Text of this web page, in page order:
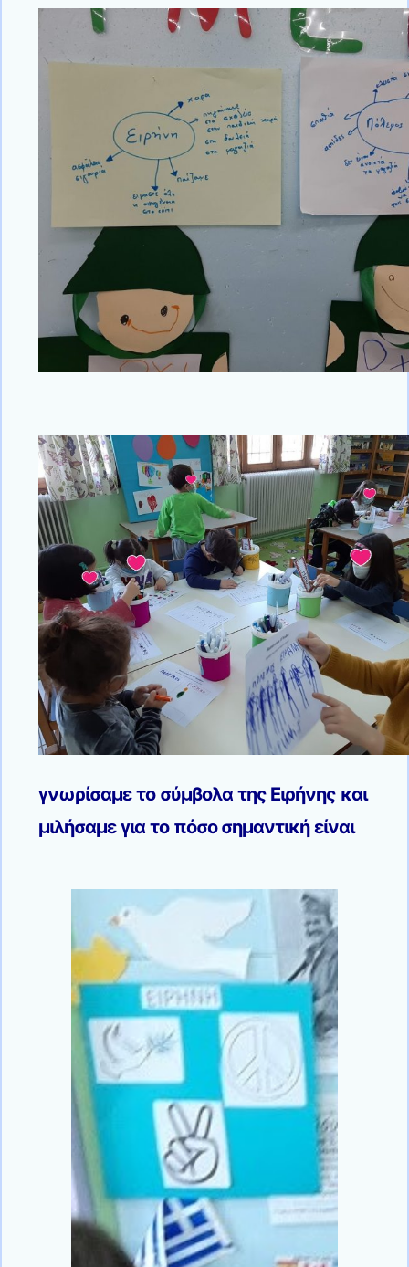
γνωρίσαμε το σύμβολα της Ειρήνης και
μιλήσαμε για το πόσο σημαντική είναι